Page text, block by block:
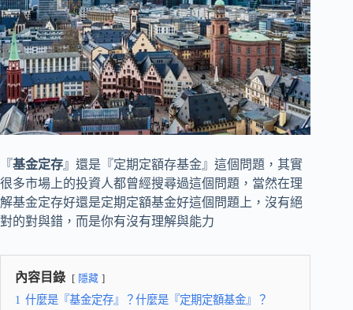
『基金定存』還是『定期定額存基金』這個問題，其實
很多市場上的投資人都曾經搜尋過這個問題，當然在理
解基金定存好還是定期定額基金好這個問題上，沒有絕
對的對與錯，而是你有沒有理解與能力
內容目錄 隱藏
1 什麼是『基金定存』？什麼是『定期定額基金』？